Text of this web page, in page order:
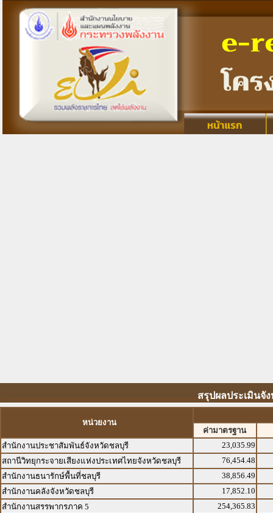
สรุปผลประเมินจั
หน่วยงาน
ค่ามาตรฐาน
สำนักงานประชาสัมพันธ์จังหวัดชลบุรี
23,035.99
สถานีวิทยุกระจายเสียงแห่งประเทศไทยจังหวัดชลบุรี
76,454.48
สำนักงานธนารักษ์พื้นที่ชลบุรี
38,856.49
สำนักงานคลังจังหวัดชลบุรี
17,852.10
สำนักงานสรรพากรภาค 5
254,365.83